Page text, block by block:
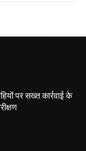
पर सख्त कार्रवाई के